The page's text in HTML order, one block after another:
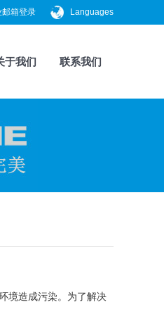
Languages
邮箱登录
于我们 联系我们
境造成污染。为了解决